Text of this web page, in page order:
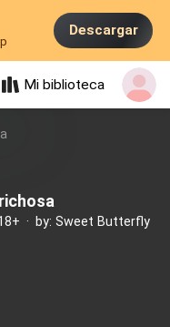
Descargar
Mi biblioteca
· by: Sweet Butterfly